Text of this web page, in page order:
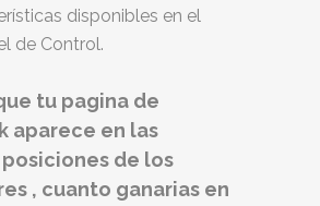
disponibles en el
de Control.
tu pagina de
aparece en las
de los
, cuanto ganarias en